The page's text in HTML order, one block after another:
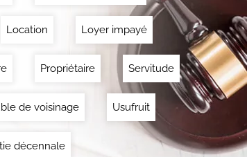
Location Loyer impayé
Propriétaire Servitude
de voisinage Usufruit
décennale